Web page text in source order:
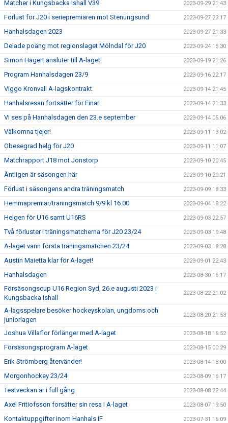
Matcher i Kungsbacka Ishall V39 2023-09-29 21:43
Förlust för J20 i seriepremiären mot Stenungsund 2023-09-27 23:17
Hanhalsdagen 2023 2023-09-27 21:33
Delade poäng mot regionslaget Mölndal för J20 2023-09-24 15:30
Simon Hagert ansluter till A-laget! 2023-09-19 21:26
Program Hanhalsdagen 23/9 2023-09-16 22:17
Viggo Kronvall A-lagskontrakt 2023-09-14 21:45
Hanhalsresan fortsätter för Einar 2023-09-14 21:33
Vi ses på Hanhalsdagen den 23.e september 2023-09-14 05:06
Välkomna tjejer! 2023-09-11 13:02
Obesegrad helg för J20 2023-09-11 11:07
Matchrapport J18 mot Jonstorp 2023-09-10 20:45
Äntligen är säsongen här 2023-09-10 20:21
Förlust i säsongens andra träningsmatch 2023-09-09 18:33
Hemmapremiär/träningsmatch 9/9 kl 16.00 2023-09-04 18:22
Helgen för U16 samt U16RS 2023-09-03 22:57
Två förluster i träningsmatcherna för J20 23/24 2023-09-03 19:48
A-laget vann första träningsmatchen 23/24 2023-09-03 18:28
Austin Maietta klar för A-laget! 2023-09-01 22:43
Hanhalsdagen 2023-08-30 16:17
Försäsongscup U16 Region Syd, 26.e augusti 2023 i
Kungsbacka Ishall
2023-08-22 21:02
A-lagsspelare besöker hockeyskolan, ungdoms och
juniorlagen
2023-08-20 21:53
Joshua Villaflor förlänger med A-laget 2023-08-18 16:52
Försäsongsprogram A-laget 2023-08-15 00:29
Erik Strömberg återvänder! 2023-08-14 18:00
Morgonhockey 23/24 2023-08-09 16:17
Testveckan är i full gång 2023-08-08 22:44
Axel Fritiofsson forsätter sin resa i A-laget 2023-08-07 19:50
Kontaktuppgifter inom Hanhals IF 2023-07-31 16:09